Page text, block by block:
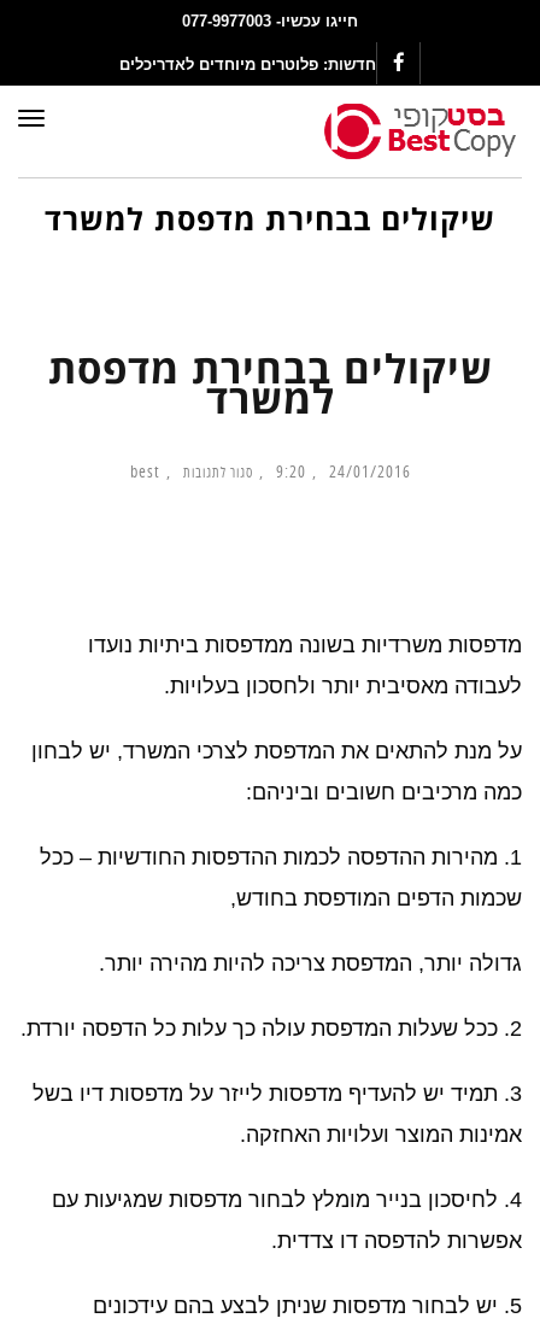
חייגו עכשיו- 077-9977003
Facebook
חדשות: פלוטרים מיוחדים לאדריכלים
שיקולים בבחירת מדפסת למשרד
שיקולים בבחירת מדפסת
למשרד
24/01/2016
9:20 סגור לתגובות
שיקולים
best
מדפסות משרדיות בשונה ממדפסות ביתיות נועדו
לעבודה מאסיבית יותר ולחסכון בעלויות.
על מנת להתאים את המדפסת לצרכי המשרד, יש לבחון
כמה מרכיבים חשובים וביניהם:
1. מהירות ההדפסה לכמות ההדפסות החודשיות – ככל
שכמות הדפים המודפסת בחודש,
גדולה יותר, המדפסת צריכה להיות מהירה יותר.
2. ככל שעלות המדפסת עולה כך עלות כל הדפסה יורדת.
3. תמיד יש להעדיף מדפסות לייזר על מדפסות דיו בשל
אמינות המוצר ועלויות האחזקה.
4. לחיסכון בנייר מומלץ לבחור מדפסות שמגיעות עם
אפשרות להדפסה דו צדדית.
5. יש לבחור מדפסות שניתן לבצע בהם עידכונים